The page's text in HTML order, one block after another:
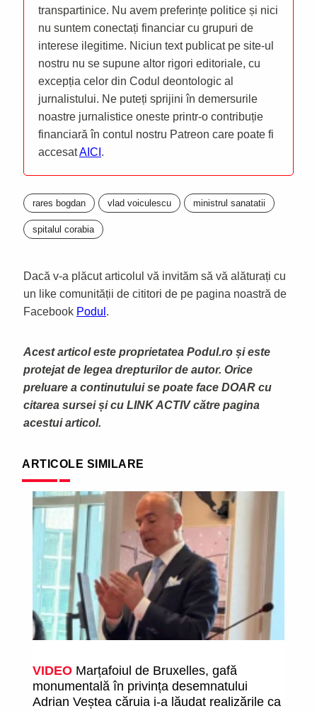
transpartinice. Nu avem preferințe politice și nici
nu suntem conectați financiar cu grupuri de
interese ilegitime. Niciun text publicat pe site-ul
nostru nu se supune altor rigori editoriale, cu
excepția celor din Codul deontologic al
jurnalistului. Ne puteți sprijini în demersurile
noastre jurnalistice oneste printr-o contribuție
financiară în contul nostru Patreon care poate fi
accesatAICI .
rares bogdan vlad voiculescu ministrul sanatatii
spitalul corabia
Dacă v-a plăcut articolul vă invităm să vă alăturați cu
un like comunității de cititori de pe pagina noastră de
Facebook Podul .
Acest articol este proprietatea Podul.ro și este
protejat de legea drepturilor de autor. Orice
preluare a continutului se poate face DOAR cu
citarea sursei și cu LINK ACTIV către pagina
acestui articol.
ARTICOLE SIMILARE
VIDEO Marțafoiul de Bruxelles, gafă
monumentală în privința desemnatului
Adrian Veștea căruia i-a lăudat realizările ca